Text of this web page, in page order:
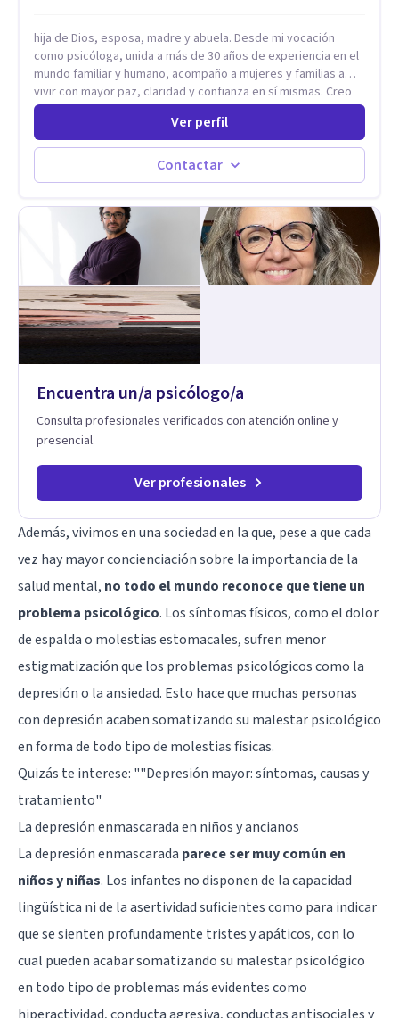
hija de Dios, esposa, madre y abuela. Desde mi vocación
como psicóloga, unida a más de 30 años de experiencia en el
mundo familiar y humano, acompaño a mujeres y familias a
vivir con mayor paz, claridad y confianza en sí mismas. Creo
profundamente que la vida está hecha de etapas, y que cada
ciclo —personal, emocional, espiritual y familiar— trae
oportunidades de crecimiento. Por eso utilizo una
combinación de psicología positiva, enfoque humanista,
herramientas contemporáneas de bienestar mental y
sintiéndote sostenida, acompañada y más segura de quién
eres. Mi misión es ayudarte a ordenar tu mundo interior, sanar
lo que aún pesa, fortalecer tu autoestima, transformar la
relación contigo misma y con quienes amas, y enseñarte
herramientas prácticas para navegar la vida familiar con amor,
límites sanos, serenidad y propósito. Trabajo desde una
mirada integral donde la mente, las emociones, la historia
familiar y la fe se encuentran para crear procesos
en cada etapa de tu vida.
Ver perfil
Contactar
Encuentra un/a psicólogo/a
Consulta profesionales verificados con atención online y
presencial.
Ver profesionales
Además, vivimos en una sociedad en la que, pese a que cada
vez hay mayor concienciación sobre la importancia de la
salud mental, no todo el mundo reconoce que tiene un
problema psicológico. Los síntomas físicos, como el dolor
de espalda o molestias estomacales, sufren menor
estigmatización que los problemas psicológicos como la
depresión o la ansiedad. Esto hace que muchas personas
con depresión acaben somatizando su malestar psicológico
en forma de todo tipo de molestias físicas.
Quizás te interese: ""Depresión mayor: síntomas, causas y
tratamiento"
La depresión enmascarada en niños y ancianos
La depresión enmascarada parece ser muy común en
niños y niñas. Los infantes no disponen de la capacidad
lingüística ni de la asertividad suficientes como para indicar
que se sienten profundamente tristes y apáticos, con lo
cual pueden acabar somatizando su malestar psicológico
en todo tipo de problemas más evidentes como